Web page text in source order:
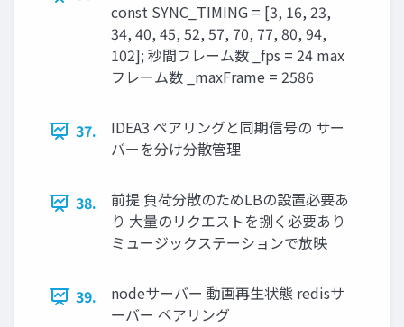
const SYNC_TIMING = [3, 16, 23,
34, 40, 45, 52, 57, 70, 77, 80, 94,
102]; 秒間フレーム数 _fps = 24 max
フレーム数 _maxFrame = 2586
37.
IDEA3 ペアリングと同期信号の サー
バーを分け分散管理
38.
前提 負荷分散のためLBの設置必要あ
り ⼤量のリクエストを捌く必要あり
ミュージックステーションで放映
39.
nodeサーバー 動画再⽣状態 redisサ
ーバー ペアリング